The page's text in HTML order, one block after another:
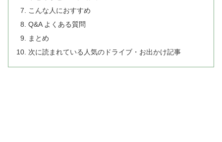
こんな人におすすめ
Q&A よくある質問
まとめ
次に読まれている人気のドライブ・お出かけ記事